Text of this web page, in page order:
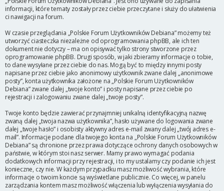
informacji, które tematy zostały przez ciebie przeczytane i służy do ułatwienia
ci nawigacji na forum.
W czasie przeglądania „Polskie Forum Użytkowników Debiana” możemy też
utworzyć ciasteczka niezależne od oprogramowania phpBB, ale ich ten
dokument nie dotyczy – ma on opisywać tylko strony stworzone przez
oprogramowanie phpBB. Drugi sposób, w jaki zbieramy informacje o tobie,
to dane wysyłane przez ciebie do nas. Mogą być to między innymi posty
napisane przez ciebie jako anonimowy użytkownik zwane dalej „anonimowe
posty”, konta użytkownika założone na „Polskie Forum Użytkowników
Debiana” zwane dalej „twoje konto” i posty napisane przez ciebie po
rejestracji i zalogowaniu zwane dalej „twoje posty”.
Twoje konto będzie zawierać przynajmniej unikalną identyfikacyjną nazwę
zwaną dalej „twoja nazwa użytkownika”, hasło używane do logowania zwane
dalej „twoje hasło” i osobisty aktywny adres e-mail zwany dalej „twój adres e-
mail”. Informacje podane dla twojego konta na „Polskie Forum Użytkowników
Debiana” są chronione przez prawa dotyczące ochrony danych osobowych w
państwie, w którym stoi nasz serwer. Mamy prawo wymagać podania
dodatkowych informacji przy rejestracji, i to my ustalamy czy podanie ich jest
konieczne, czy nie. W każdym przypadku masz możliwość wybrania, które
informacje o twoim koncie są wyświetlane publicznie. Co więcej, w panelu
zarządzania kontem masz możliwość włączenia lub wyłączenia wysyłania do